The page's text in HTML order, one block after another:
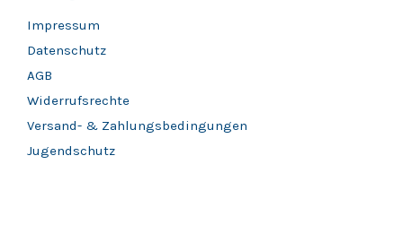
Impressum
Datenschutz
AGB
Widerrufsrechte
Versand- & Zahlungsbedingungen
Jugendschutz